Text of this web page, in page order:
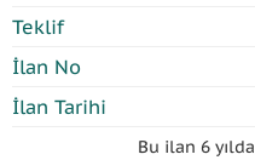
Teklif
İlan No
İlan Tarihi
Bu ilan 6 yılda